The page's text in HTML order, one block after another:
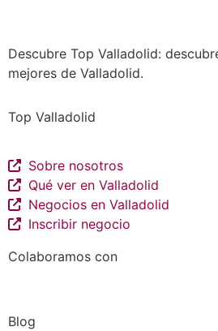
Descubre Top Valladolid:
mejores de Valladolid.
Top Valladolid
Sobre nosotros
Qué ver en Valladolid
Negocios en Valladolid
Inscribir negocio
Colaboramos con
Blog